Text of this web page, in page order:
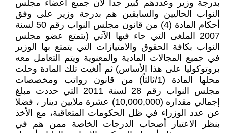
بدرجة وزير وعددهم كبير جداً لان جميع أعضاء مجلس
النواب الحاليين والسابقين هم بدرجة وزير على وفق
أحكام المادة (4) من قانون مجلس النواب رقم 50 لسنة
2007 الملغى التي جاء فيها الآتي (يتمتع عضو مجلس
النواب بكافة الحقوق والامتيازات التي يتمتع بها الوزير
في جميع المجالات المادية والمعنوية ويتم التعامل معه
بروتوكوليا على هذا الأساس) ثم ألغيت تلك المادة وحلت
محلها المادة (1/ثالثاً) من قانون رواتب ومخصصات
مجلس النواب رقم 28 لسنة 2011 التي حددت مبلغ
إجمالي مقداره (10,000,000) عشرة ملايين دينار ، فضلا
عن عدد الوزراء في ظل الحكومات المتعاقبة، مع الأخذ
بنظر الاعتبار أصحاب الدرجات الخاصة ممن هم في